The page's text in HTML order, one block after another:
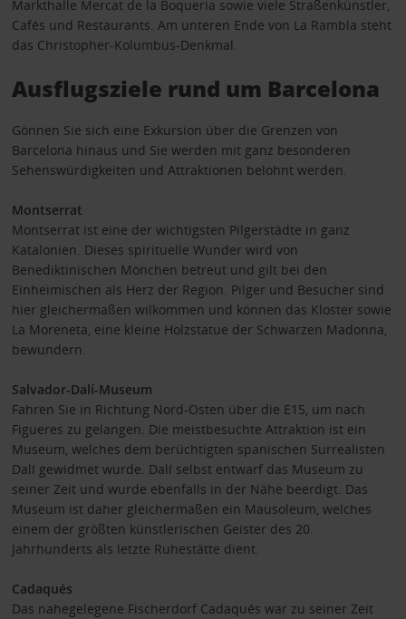
Markthalle Mercat de la Boqueria sowie viele Straßenkünstler,
Cafés und Restaurants. Am unteren Ende von La Rambla steht
das Christopher-Kolumbus-Denkmal.
Ausflugsziele rund um Barcelona
Gönnen Sie sich eine Exkursion über die Grenzen von
Barcelona hinaus und Sie werden mit ganz besonderen
Sehenswürdigkeiten und Attraktionen belohnt werden.
Montserrat
Montserrat ist eine der wichtigsten Pilgerstädte in ganz
Katalonien. Dieses spirituelle Wunder wird von
Benediktinischen Mönchen betreut und gilt bei den
Einheimischen als Herz der Region. Pilger und Besucher sind
hier gleichermaßen wilkommen und können das Kloster sowie
La Moreneta, eine kleine Holzstatue der Schwarzen Madonna,
bewundern.
Salvador-Dalí-Museum
Fahren Sie in Richtung Nord-Osten über die E15, um nach
Figueres zu gelangen. Die meistbesuchte Attraktion ist ein
Museum, welches dem berüchtigten spanischen Surrealisten
Dalí gewidmet wurde. Dalí selbst entwarf das Museum zu
seiner Zeit und wurde ebenfalls in der Nähe beerdigt. Das
Museum ist daher gleichermaßen ein Mausoleum, welches
einem der größten künstlerischen Geister des 20.
Jahrhunderts als letzte Ruhestätte dient.
Cadaqués
Das nahegelegene Fischerdorf Cadaqués war zu seiner Zeit